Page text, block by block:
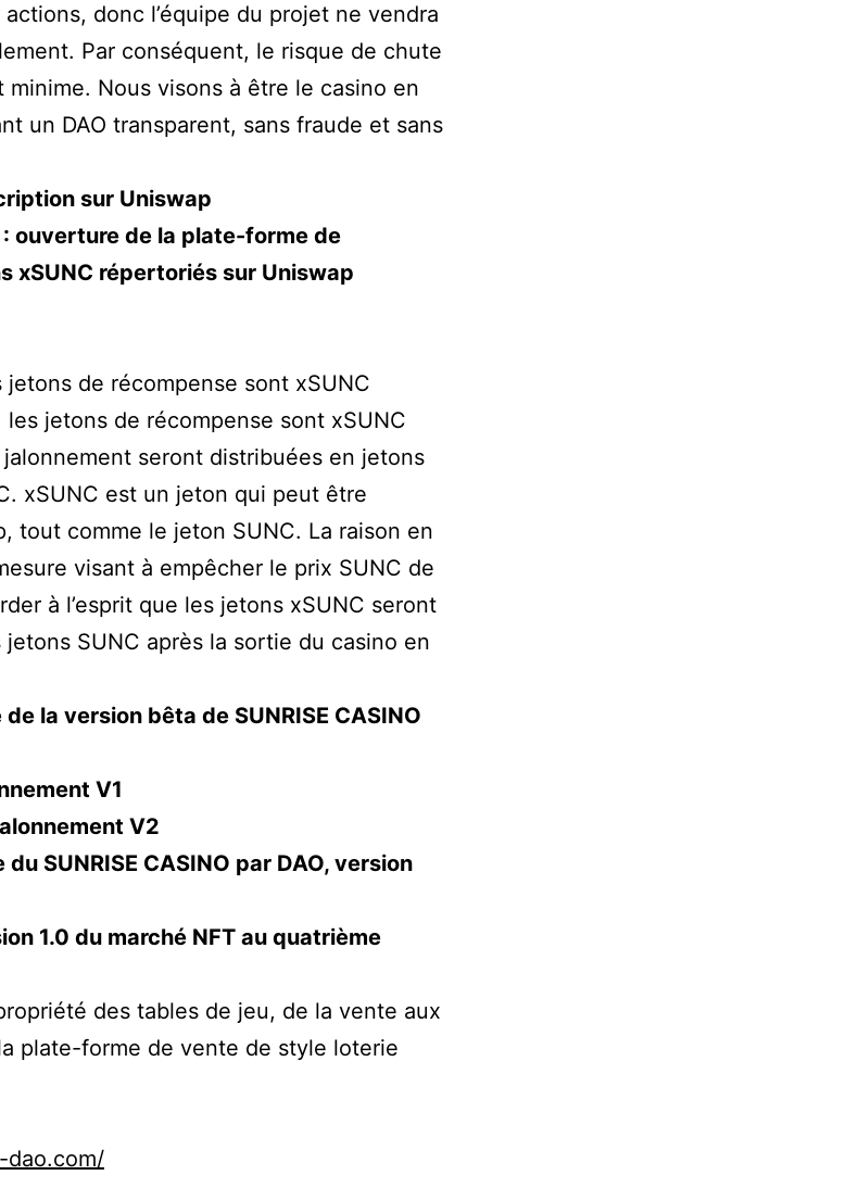
donc l’équipe du projet ne vendra
Par conséquent, le risque de chute
minime. Nous visons à être le casino en
un DAO transparent, sans fraude et sans
sur Uniswap
ouverture de la plate-forme de
xSUNC répertoriés sur Uniswap
jetons de récompense sont xSUNC
les jetons de récompense sont xSUNC
seront distribuées en jetons
xSUNC est un jeton qui peut être
tout comme le jeton SUNC. La raison en
visant à empêcher le prix SUNC de
à l’esprit que les jetons xSUNC seront
SUNC après la sortie du casino en
la version bêta de SUNRISE CASINO
V1
V2
SUNRISE CASINO par DAO, version
1.0 du marché NFT au quatrième
des tables de jeu, de la vente aux
plate-forme de vente de style loterie
dao.com/